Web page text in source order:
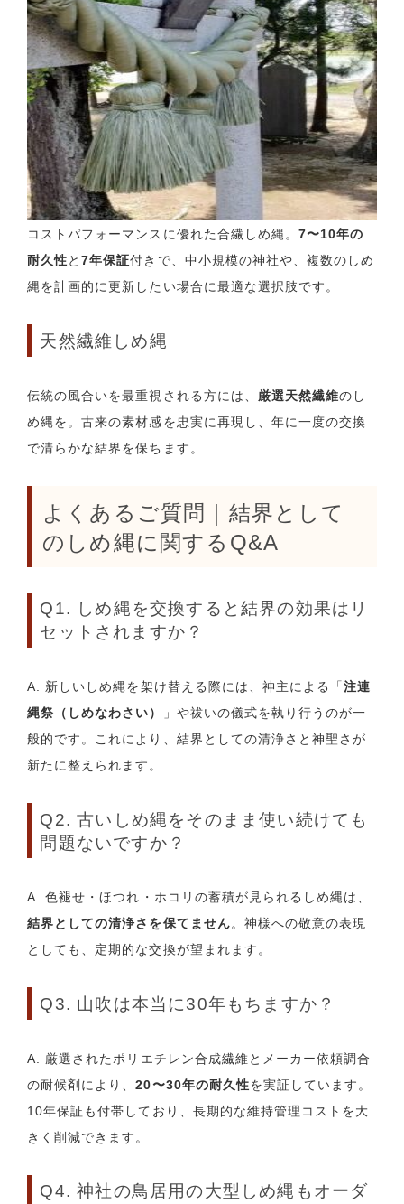
コストパフォーマンスに優れた合繊しめ縄。7〜10年の
耐久性と7年保証付きで、中小規模の神社や、複数のしめ
縄を計画的に更新したい場合に最適な選択肢です。
天然繊維しめ縄
伝統の風合いを最重視される方には、 厳選天然繊維のし
め縄を。古来の素材感を忠実に再現し、年に一度の交換
で清らかな結界を保ちます。
よくあるご質問｜結界として
のしめ縄に関するQ&A
Q1. しめ縄を交換すると結界の効果はリ
セットされますか？
A. 新しいしめ縄を架け替える際には、神主による「注連
縄祭（しめなわさい）
」や祓いの儀式を執り行うのが一
般的です。これにより、結界としての清浄さと神聖さが
新たに整えられます。
Q2. 古いしめ縄をそのまま使い続けても
問題ないですか？
A. 色褪せ・ほつれ・ホコリの蓄積が見られるしめ縄は、
結界としての清浄さを保てません。神様への敬意の表現
としても、定期的な交換が望まれます。
Q3. 山吹は本当に30年もちますか？
A. 厳選されたポリエチレン合成繊維とメーカー依頼調合
の耐候剤により、20〜30年の耐久性を実証しています。
10年保証も付帯しており、長期的な維持管理コストを大
きく削減できます。
Q4. 神社の鳥居用の大型しめ縄もオーダ